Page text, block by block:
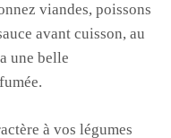
viandes, poissons
avant cuisson, au
une belle
à vos légumes